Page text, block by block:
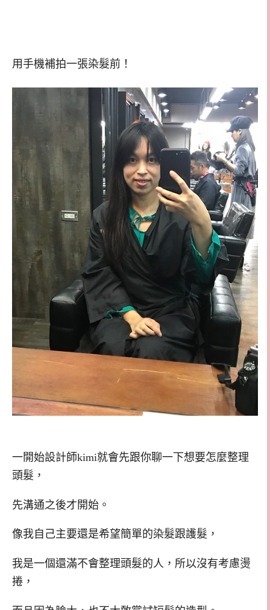
用手機補拍一張染髮前！
一開始設計師kimi就會先跟你聊一下想要怎麼整理
頭髮，
先溝通之後才開始。
像我自己主要還是希望簡單的染髮跟護髮，
我是一個還滿不會整理頭髮的人，所以沒有考慮燙
捲，